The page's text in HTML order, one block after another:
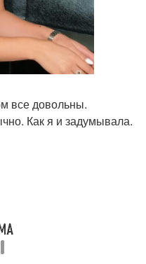
все довольны.
Как я и задумывала.